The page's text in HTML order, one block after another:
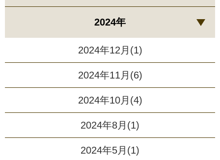
2024年
2024年12月(1)
2024年11月(6)
2024年10月(4)
2024年8月(1)
2024年5月(1)